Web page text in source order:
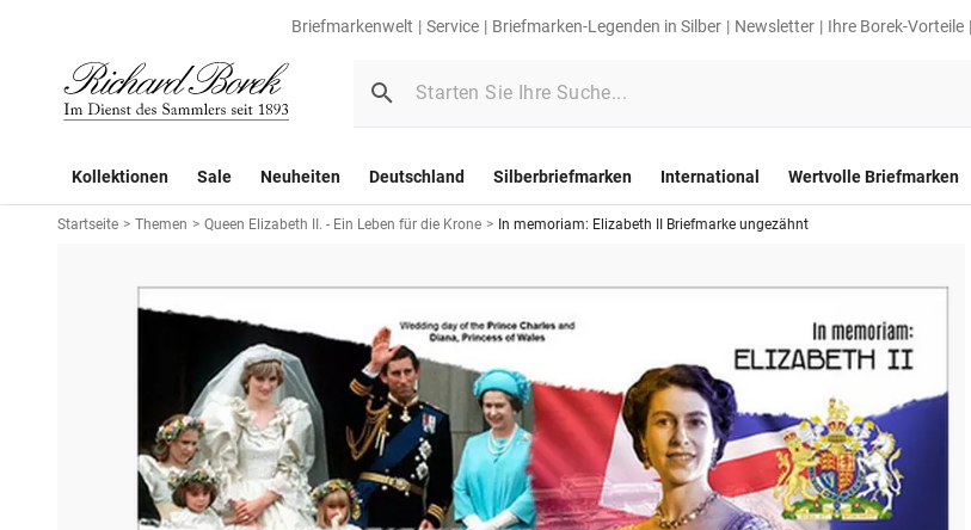
Briefmarkenwelt Service Briefmarken-Legenden in Silber Newsletter Ihre Borek-Vorteile
Kollektionen Sale Neuheiten Deutschland Silberbriefmarken International Wertvolle Briefmarken
Startseite > Themen > Queen Elizabeth II. - Ein Leben für die Krone > In memoriam: Elizabeth II Briefmarke ungezähnt